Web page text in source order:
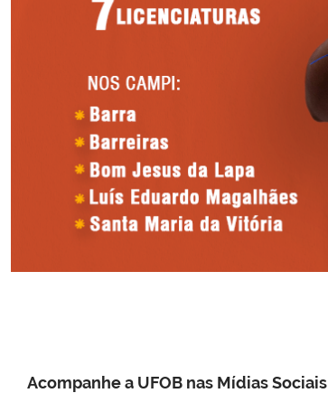
Acompanhe a UFOB nas Mídias Sociais